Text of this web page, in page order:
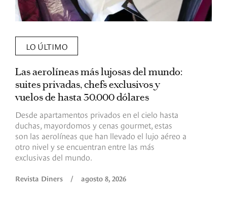
LO ÚLTIMO
Las aerolíneas más lujosas del mundo:
suites privadas, chefs exclusivos y
vuelos de hasta 30.000 dólares
Desde apartamentos privados en el cielo hasta
duchas, mayordomos y cenas gourmet, estas
son las aerolíneas que han llevado el lujo aéreo a
otro nivel y se encuentran entre las más
exclusivas del mundo.
Revista Diners / agosto 8, 2026